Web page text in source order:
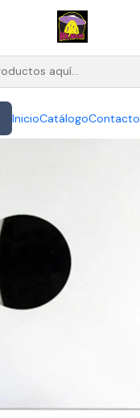
InicioCatálogoContacto
Este es el texto del slide